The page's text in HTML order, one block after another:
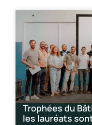
Trophées du
les lauréats